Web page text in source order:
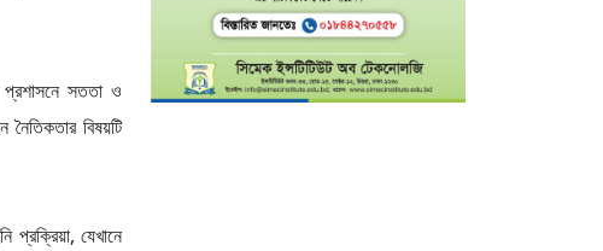
প্রশাসনে সততা ও
নৈতিকতার বিষয়টি
যেখানে